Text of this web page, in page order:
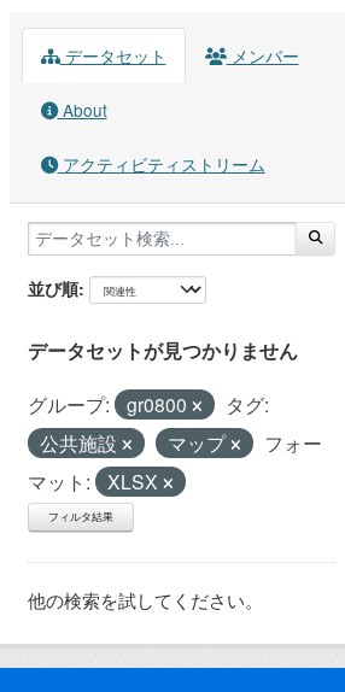
データセット メンバー
About
アクティビティストリーム
並び順
データセットが見つかりません
グループ: gr0800
タグ:
公共施設
マップ
フォー
マット:
XLSX
フィルタ結果
他の検索を試してください。